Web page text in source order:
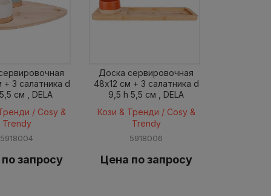
+ 3 салатника d
см , DELA
/ Cosy &
Trendy
5918004
запросу
Доска сервировочная
48x12 см + 3 салатника d
9,5 h 5,5 см , DELA
Кози & Тренди / Cosy &
Trendy
5918006
Цена по запросу